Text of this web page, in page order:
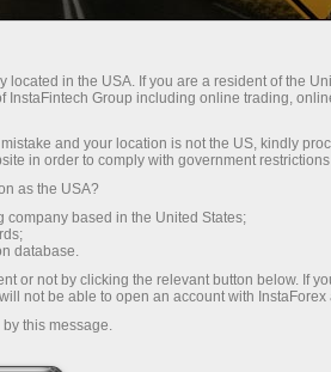
located in the USA. If you are a resident of the
InstaFintech Group including online trading,
and your location is not the US, kindly
in order to comply with government
as the USA?
company based in the United States;
database.
or not by clicking the relevant button below. If
not be able to open an account with InstaForex
this message.